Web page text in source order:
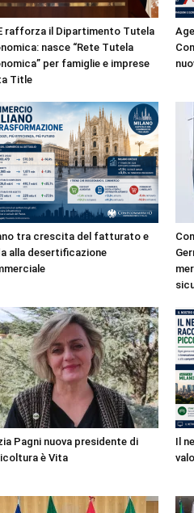
rafforza il Dipartimento Tutela
nasce “Rete Tutela
per famiglie e imprese
Title
tra crescita del fatturato e
alla desertificazione
Pagni nuova presidente di
è Vita
Il